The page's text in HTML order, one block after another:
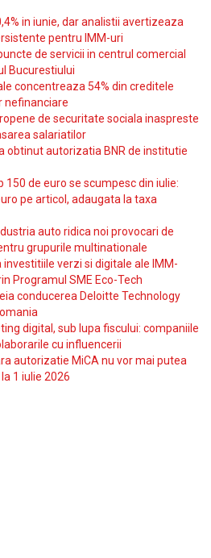
in iunie, dar analistii avertizeaza
pentru IMM-uri
de servicii in centrul comercial
Bucurestiului
concentreaza 54% din creditele
nefinanciare
de securitate sociala inaspreste
salariatilor
obtinut autorizatia BNR de institutie
150 de euro se scumpesc din iulie:
pe articol, adaugata la taxa
auto ridica noi provocari de
grupurile multinationale
investitiile verzi si digitale ale IMM-
Programul SME Eco-Tech
conducerea Deloitte Technology
digital, sub lupa fiscului: companiile
cu influencerii
autorizatie MiCA nu vor mai putea
1 iulie 2026